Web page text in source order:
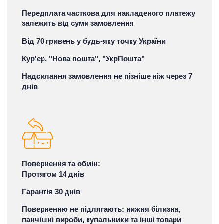
Передплата часткова для накладеного платежу
залежить від суми замовлення
Від 70 гривень у будь-яку точку України
Кур'єр, "Нова пошта", "УкрПошта"
Надсилання замовлення не пізніше ніж через 7
днів
Повернення та обмін:
Протягом 14 днів
Гарантія 30 днів
Поверненню не підлягають: нижня білизна,
панчішні вироби, купальники та інші товари